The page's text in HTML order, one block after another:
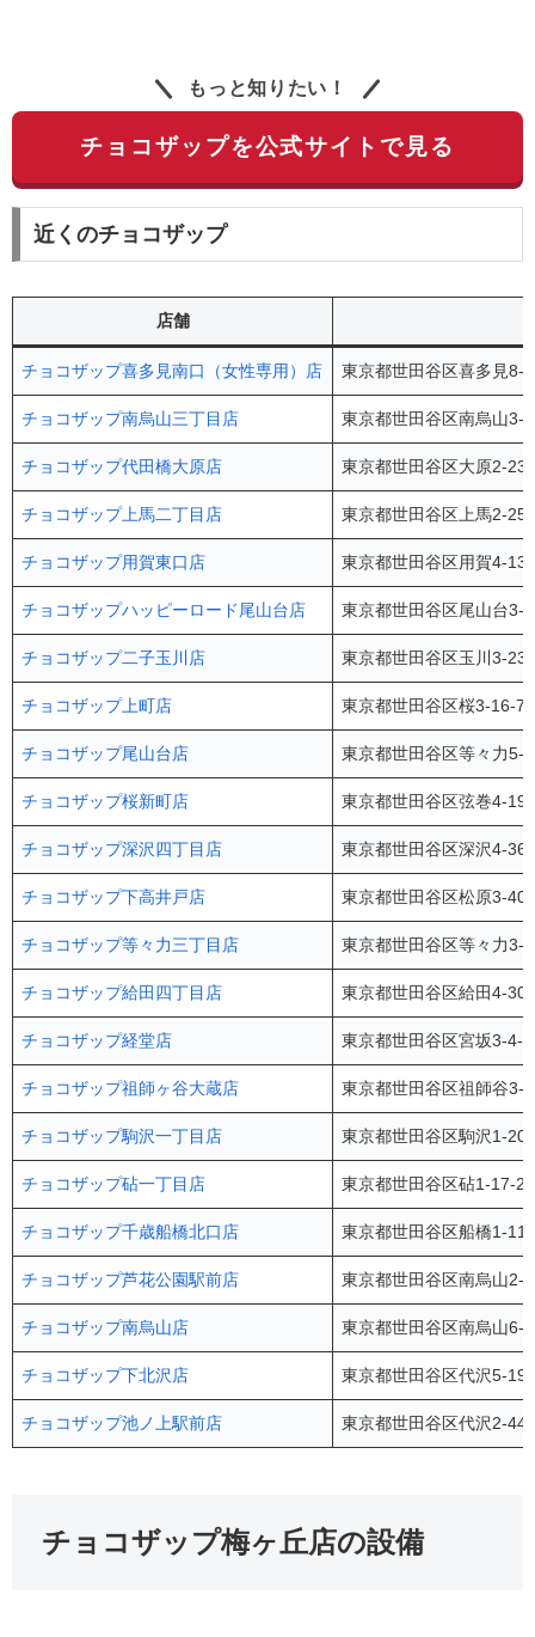
もっと知りたい！
チョコザップを公式サイトで見る
近くのチョコザップ
店舗
チョコザップ喜多見南口（女性専用）店 東京都世田谷区喜多見
チョコザップ南烏山三丁目店 東京都世田谷区南烏山
チョコザップ代田橋大原店 東京都世田谷区大原2-
チョコザップ上馬二丁目店 東京都世田谷区上馬2-
チョコザップ用賀東口店 東京都世田谷区用賀4-
チョコザップハッピーロード尾山台店 東京都世田谷区尾山台
チョコザップ二子玉川店 東京都世田谷区玉川3-
チョコザップ上町店 東京都世田谷区桜3-16-
チョコザップ尾山台店 東京都世田谷区等々力
チョコザップ桜新町店 東京都世田谷区弦巻4-
チョコザップ深沢四丁目店 東京都世田谷区深沢4-
チョコザップ下高井戸店 東京都世田谷区松原3-
チョコザップ等々力三丁目店 東京都世田谷区等々力
チョコザップ給田四丁目店 東京都世田谷区給田4-
チョコザップ経堂店 東京都世田谷区宮坂3-
チョコザップ祖師ヶ谷大蔵店 東京都世田谷区祖師谷
チョコザップ駒沢一丁目店 東京都世田谷区駒沢1-
チョコザップ砧一丁目店 東京都世田谷区砧1-17-
チョコザップ千歳船橋北口店 東京都世田谷区船橋1-
チョコザップ芦花公園駅前店 東京都世田谷区南烏山
チョコザップ南烏山店 東京都世田谷区南烏山
チョコザップ下北沢店 東京都世田谷区代沢5-
チョコザップ池ノ上駅前店 東京都世田谷区代沢2-
チョコザップ梅ヶ丘店の設備